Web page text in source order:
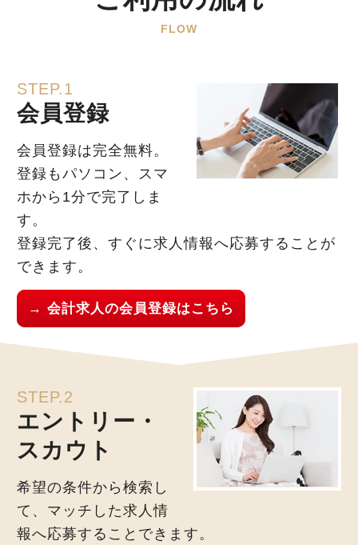
FLOW
STEP.1
会員登録
会員登録は完全無料。
登録もパソコン、スマ
ホから1分で完了しま
す。
登録完了後、すぐに求人情報へ応募することが
できます。
→ 会計求人の会員登録はこちら
STEP.2
エントリー・
スカウト
希望の条件から検索し
て、マッチした求人情
報へ応募することできます。